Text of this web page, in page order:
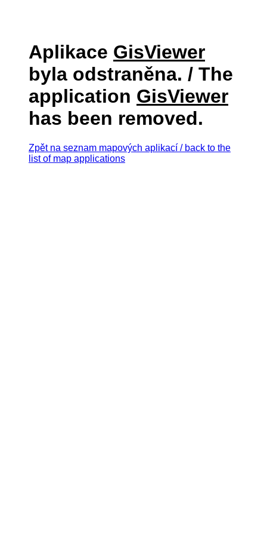
Aplikace GisViewer
byla odstraněna. / The
application GisViewer
has been removed.
Zpět na seznam mapových aplikací / back to the
list of map applications